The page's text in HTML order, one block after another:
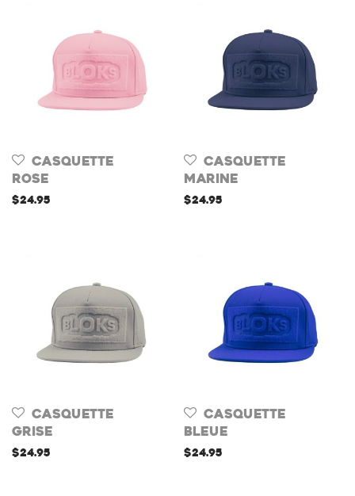
Casquette
Rose
$24.95
Casquette
Marine
$24.95
Casquette
Grise
$24.95
Casquette
Bleue
$24.95